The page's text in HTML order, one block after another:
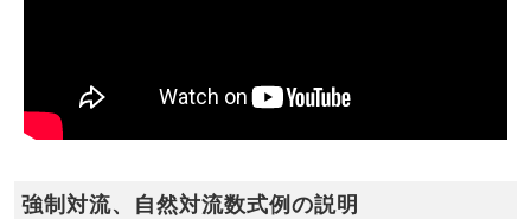
強制対流、自然対流数式例の説明